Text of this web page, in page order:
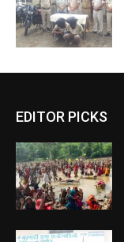
EDITOR PICKS